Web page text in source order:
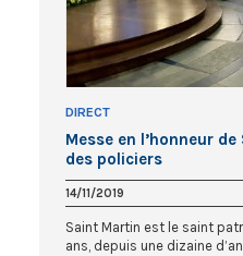
DIRECT
Messe en l’honneur
des policiers
14/11/2019
Saint Martin est le saint
ans, depuis une dizaine